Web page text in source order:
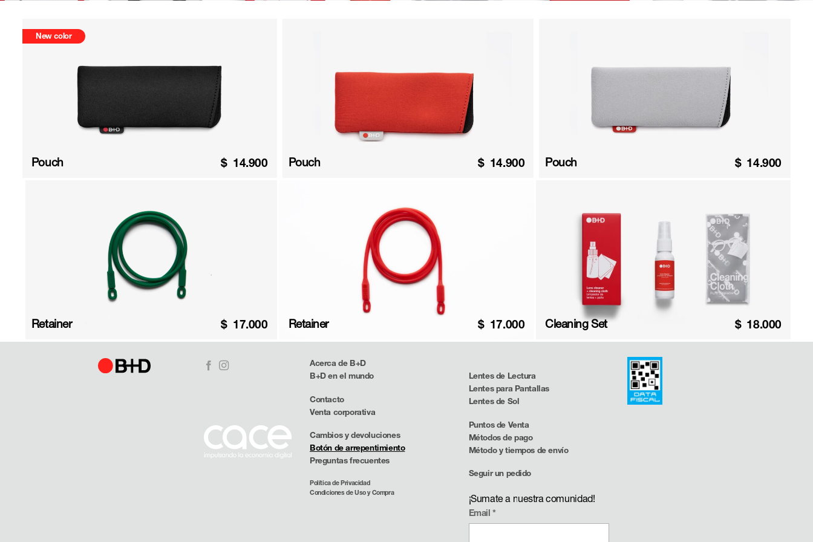
New color
Pouch $ 14.900 Pouch $ 14.900 Pouch $ 14.900
Retainer $ 17.000 Retainer $ 17.000 Cleaning Set $ 18.000
Acerca de B+D
B+D en el mundo
Contacto
Venta corporativa
Cambios y devoluciones
Botón de arrepentimiento
Preguntas frecuentes
Política de Privacidad
Condiciones de Uso y Compra
Lentes de Lectura
Lentes para Pantallas
Lentes de Sol
Puntos de Venta
Métodos de pago
Método y tiempos de envío
Seguir un pedido
¡Sumate a nuestra comunidad!
Email*